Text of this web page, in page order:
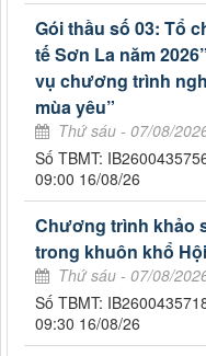
Gói thầu số 03: Tổ
tế Sơn La năm
vụ chương trình
mùa yêu”
Thứ sáu - 07/08/
Số TBMT:
09:00 16/08/26
Chương trình khảo
trong khuôn khổ
Thứ sáu - 07/08/
Số TBMT:
09:30 16/08/26